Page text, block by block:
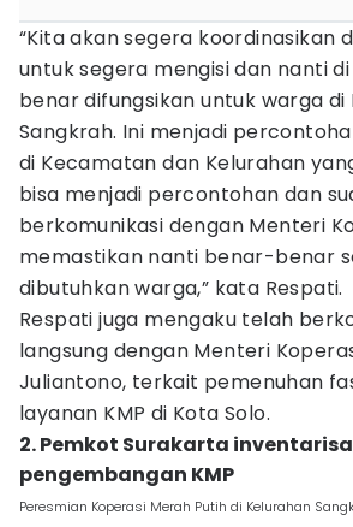
“Kita akan segera koordinasikan
untuk segera mengisi dan nanti
benar difungsikan untuk warga di
Sangkrah. Ini menjadi
di Kecamatan dan Kelurahan
bisa menjadi percontohan dan
berkomunikasi dengan Menteri
memastikan nanti benar-benar
dibutuhkan warga,” kata Respati.
Respati juga mengaku telah
langsung dengan Menteri
Juliantono, terkait pemenuhan
layanan KMP di Kota Solo.
2. Pemkot Surakarta
pengembangan KMP
Peresmian Koperasi Merah Putih di Kelurahan